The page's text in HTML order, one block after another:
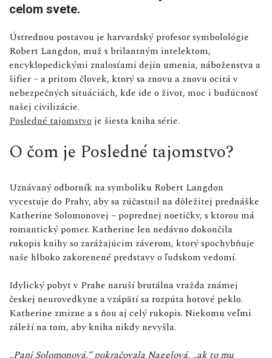
celom svete.
Ústrednou postavou je harvardský profesor symbolológie
Robert Langdon, muž s brilantným intelektom,
encyklopedickými znalosťami dejín umenia, náboženstva a
šifier – a pritom človek, ktorý sa znovu a znovu ocitá v
nebezpečných situáciách, kde ide o život, moc i budúcnosť
našej civilizácie.
Posledné tajomstvo je šiesta kniha série.
O čom je Posledné tajomstvo?
Uznávaný odborník na symboliku Robert Langdon
vycestuje do Prahy, aby sa zúčastnil na dôležitej prednáške
Katherine Solomonovej – poprednej noetičky, s ktorou má
romantický pomer. Katherine len nedávno dokončila
rukopis knihy so zarážajúcim záverom, ktorý spochybňuje
naše hlboko zakorenené predstavy o ľudskom vedomí.
Idylický pobyt v Prahe naruší brutálna vražda známej
českej neurovedkyne a vzápätí sa rozpúta hotové peklo.
Katherine zmizne a s ňou aj celý rukopis. Niekomu veľmi
záleží na tom, aby kniha nikdy nevyšla.
„Pani Solomonová,“ pokračovala Nagelová, „ak to mu